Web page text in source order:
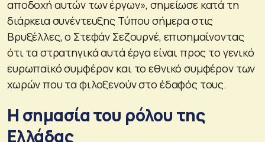
αποδοχή αυτών των έργων», σημείωσε κατά τη
διάρκεια συνέντευξης Τύπου σήμερα στις
Βρυξέλλες, ο Στεφάν Σεζουρνέ, επισημαίνοντας
ότι τα στρατηγικά αυτά έργα είναι προς το γενικό
ευρωπαϊκό συμφέρον και το εθνικό συμφέρον των
χωρών που τα φιλοξενούν στο έδαφός τους.
Η σημασία του ρόλου της
Ελλάδας